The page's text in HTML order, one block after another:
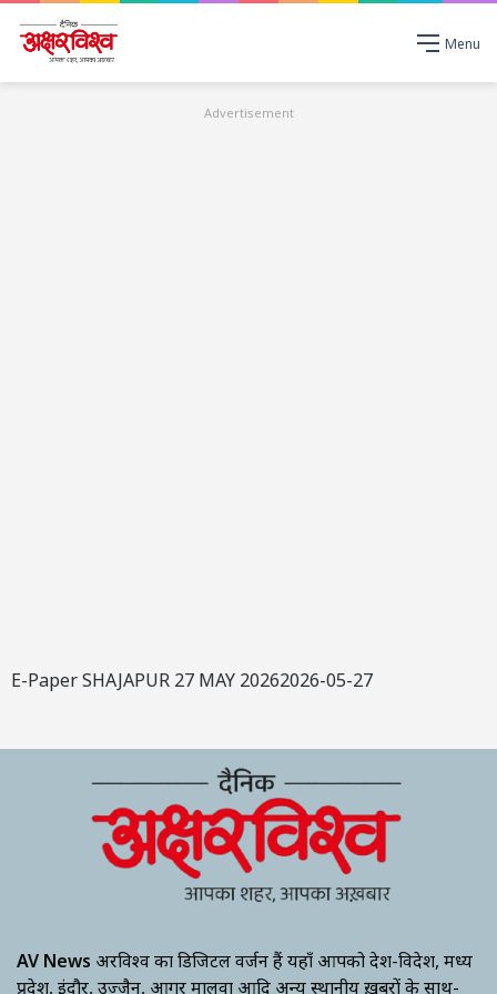
Menu
Advertisement
E-Paper SHAJAPUR 27 MAY 20262026-05-27
AV News अक्षरविश्व का डिजिटल वर्जन हैं यहाँ आपको देश-विदेश, मध्य
प्रदेश, इंदौर, उज्जैन, आगर मालवा आदि अन्य स्थानीय ख़बरों के साथ-